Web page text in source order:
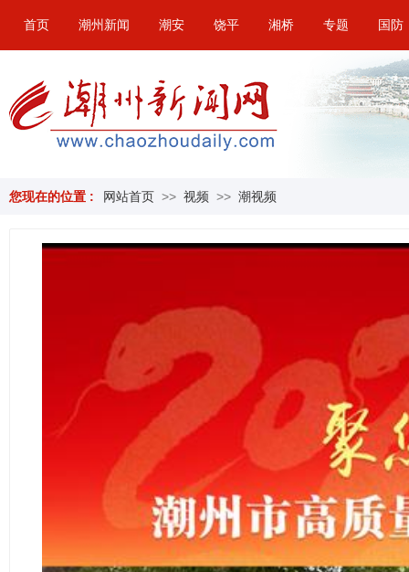
首页 潮州新闻 潮安 饶平 湘桥 专题 国防
您现在的位置 : 网站首页 >> 视频 >> 潮视频